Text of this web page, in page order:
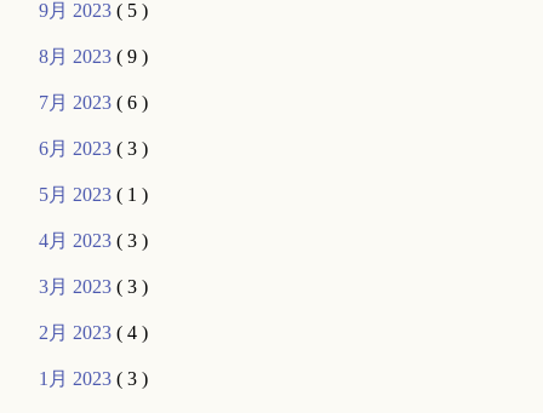
9月 2023( 5 )
8月 2023( 9 )
7月 2023( 6 )
6月 2023( 3 )
5月 2023( 1 )
4月 2023( 3 )
3月 2023( 3 )
2月 2023( 4 )
1月 2023( 3 )